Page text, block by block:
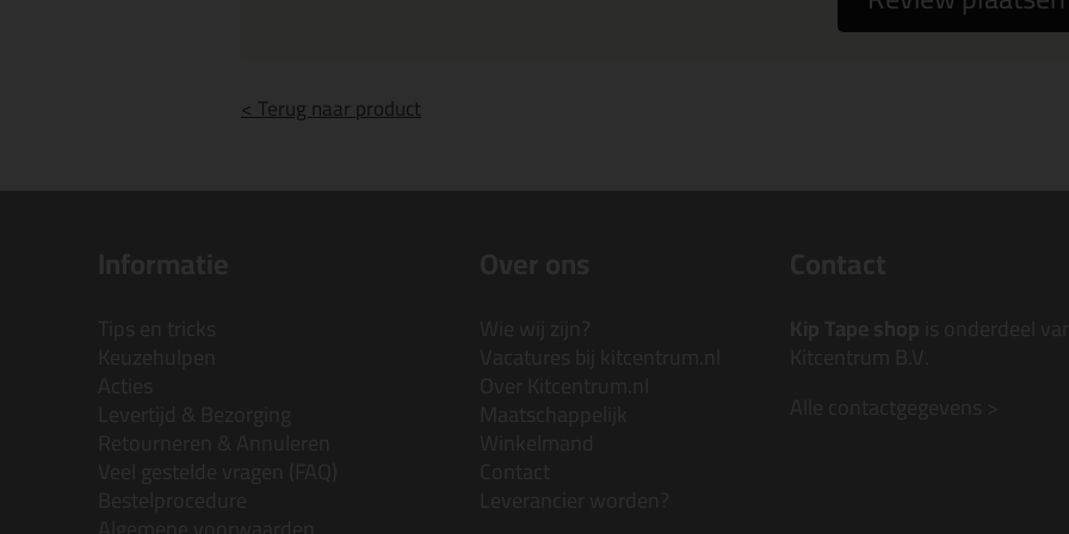
< Terug naar product